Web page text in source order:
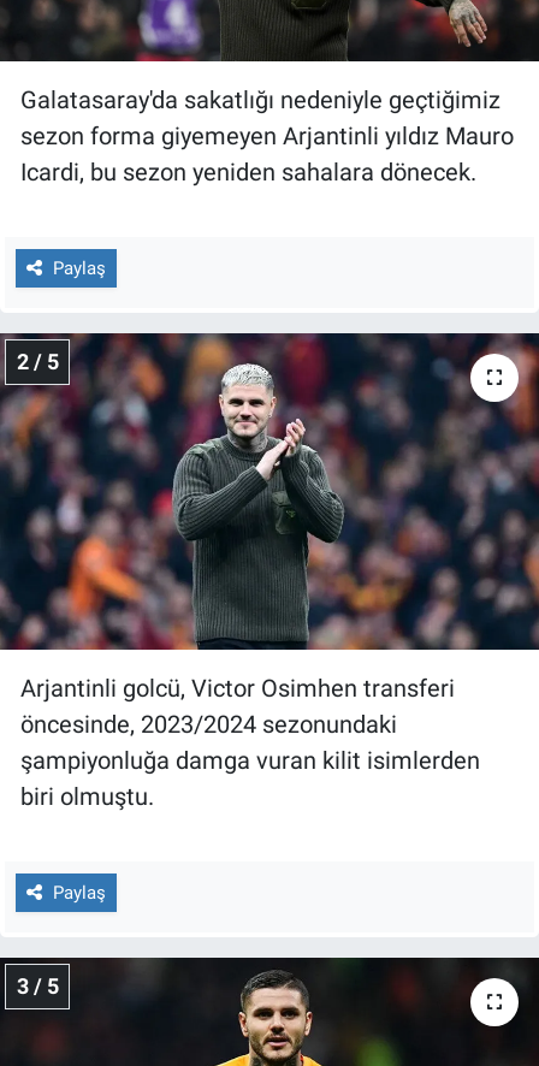
Galatasaray'da sakatlığı nedeniyle geçtiğimiz
sezon forma giyemeyen Arjantinli yıldız Mauro
Icardi, bu sezon yeniden sahalara dönecek.
Paylaş
2 / 5
Arjantinli golcü, Victor Osimhen transferi
öncesinde, 2023/2024 sezonundaki
şampiyonluğa damga vuran kilit isimlerden
biri olmuştu.
Paylaş
3 / 5
Kimdir
Koronavirüs
Kültür Sanat
Popüler
Programlar
Sağlık
Spor
Teknoloji
Türkiye'nin Gündemi
Yerel Gündem
Canlı Yayın